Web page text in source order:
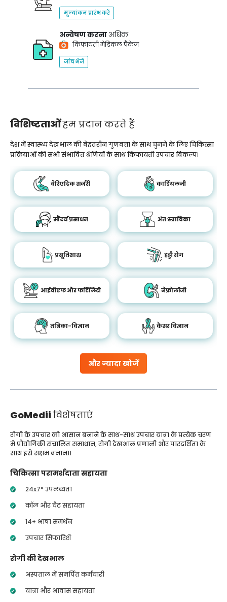
मूल्यांकन प्रारंभ करें
अन्वेषण करना अधिक
किफायती मेडिकल पैकेज
जांच भेजें
विशिष्टताओंहम प्रदान करते हैं
और ज्यादा खोजें
देश में स्वास्थ्य देखभाल की बेहतरीन गुणवत्ता के साथ चुनने के लिए चिकित्सा
प्रक्रियाओं की सभी संभावित श्रेणियों के साथ किफायती उपचार विकल्प।
बेरिएट्रिक सर्जरी कार्डियलजी
सौंदर्य प्रसाधन अंतःस्त्राविका
प्रसूतिशास्र हड्डी रोग
आईवीएफ और फर्टिलिटी नेफ्रोलॉजी
तंत्रिका-विज्ञान कैंसर विज्ञान
GoMediiविशेषताएं
रोगी के उपचार को आसान बनाने के साथ-साथ उपचार यात्रा के प्रत्येक चरण
में प्रौद्योगिकी संचालित समाधान, रोगी देखभाल प्रणाली और पारदर्शिता के
साथ इसे सक्षम बनाना।
चिकित्सा परामर्शदाता सहायता
24x7* उपलब्धता
कॉल और चैट सहायता
14+ भाषा समर्थन
उपचार सिफारिशें
रोगी की देखभाल
अस्पताल में समर्पित कर्मचारी
यात्रा और आवास सहायता